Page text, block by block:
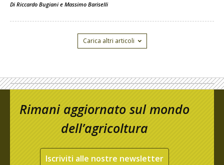
Di Riccardo Bugiani e Massimo Bariselli
Carica altri articoli
Rimani aggiornato sul mondo
dell’agricoltura
Iscriviti alle nostre newsletter